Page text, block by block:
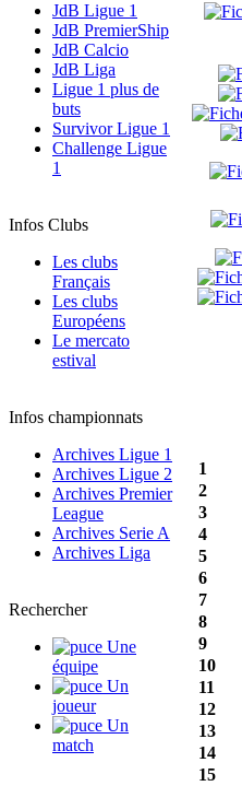
JdB Ligue 1
JdB PremierShip
JdB Calcio
JdB Liga
Ligue 1 plus de
buts
Survivor Ligue 1
Challenge Ligue
1
Infos Clubs
Les clubs
Français
Les clubs
Européens
Le mercato
estival
Infos championnats
Archives Ligue 1
Archives Ligue 2
Archives Premier
League
Archives Serie A
Archives Liga
Rechercher
Une
équipe
Un
joueur
Un
match
1
2
3
4
5
6
7
8
9
10
11
12
13
14
15